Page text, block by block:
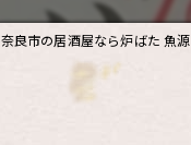
奈良市の居酒屋なら炉ばた 魚源